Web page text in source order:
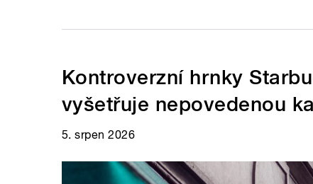
Kontroverzní hrnky
vyšetřuje nepovedenou
5. srpen 2026